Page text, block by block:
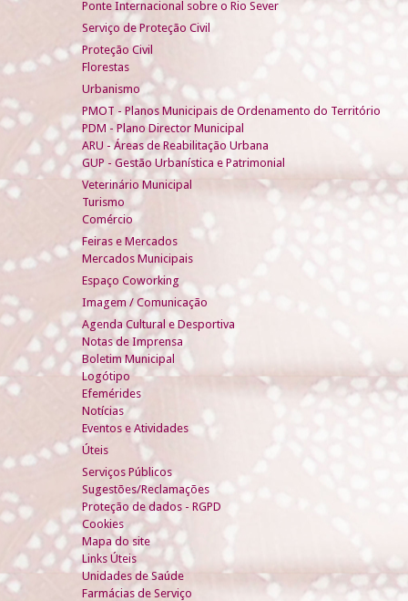
Ponte Internacional sobre o Rio Sever
Serviço de Proteção Civil
Proteção Civil
Florestas
Urbanismo
PMOT - Planos Municipais de Ordenamento do Território
PDM - Plano Director Municipal
ARU - Áreas de Reabilitação Urbana
GUP - Gestão Urbanística e Patrimonial
Veterinário Municipal
Turismo
Comércio
Feiras e Mercados
Mercados Municipais
Espaço Coworking
Imagem / Comunicação
Agenda Cultural e Desportiva
Notas de Imprensa
Boletim Municipal
Logótipo
Efemérides
Notícias
Eventos e Atividades
Úteis
Serviços Públicos
Sugestões/Reclamações
Proteção de dados - RGPD
Cookies
Mapa do site
Links Úteis
Unidades de Saúde
Farmácias de Serviço